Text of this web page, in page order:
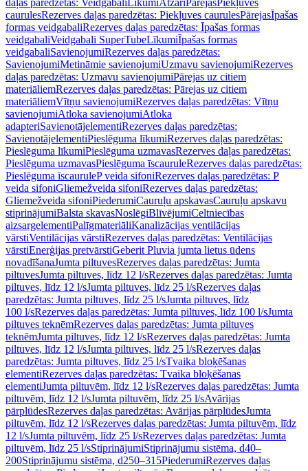
daļas paredzētas: Veidgabali LīkumiAtzari PārejasPiekļuves
caurulesRezerves daļas paredzētas: Piekļuves caurulesPārejasĪpašas
formas veidgabaliRezerves daļas paredzētas: Īpašas formas
veidgabaliVeidgabali SuperTubeLīkumiĪpašas formas
veidgabaliSavienojumiRezerves daļas paredzētas:
SavienojumiMetināmie savienojumiUzmavu savienojumiRezerves
daļas paredzētas: Uzmavu savienojumiPārejas uz citiem
materiāliemRezerves daļas paredzētas: Pārejas uz citiem
materiāliemVītņu savienojumiRezerves daļas paredzētas: Vītņu
savienojumiAtloka savienojumiAtloka
adapteriSavienotājelementiRezerves daļas paredzētas:
SavienotājelementiPieslēguma līkumiRezerves daļas paredzētas:
Pieslēguma līkumiPieslēguma uzmavasRezerves daļas paredzētas:
Pieslēguma uzmavasPieslēguma īscauruleRezerves daļas paredzētas:
Pieslēguma īscauruleP veida sifoniRezerves daļas paredzētas: P
veida sifoniGliemežveida sifoniRezerves daļas paredzētas:
Gliemežveida sifoniPiederumiCauruļu apskavasCauruļu apskavu
stiprinājumiBalsta skavasNoslēgiBlīvējumiCeltniecības
aizsargelementiPalīgmateriāliKanalizācijas ventilācijas
vārstiVentilācijas vārstiRezerves daļas paredzētas: Ventilācijas
vārstiEnerģijas pretvārstiGeberit Pluvia jumta lietus ūdens
novadīšanaJumta piltuvesRezerves daļas paredzētas: Jumta
piltuvesJumta piltuves, līdz 12 l/sRezerves daļas paredzētas: Jumta
piltuves, līdz 12 l/sJumta piltuves, līdz 25 l/sRezerves daļas
paredzētas: Jumta piltuves, līdz 25 l/sJumta piltuves, līdz
100 l/sRezerves daļas paredzētas: Jumta piltuves, līdz 100 l/sJumta
piltuves teknēmRezerves daļas paredzētas: Jumta piltuves
teknēmJumta piltuves, līdz 12 l/sRezerves daļas paredzētas: Jumta
piltuves, līdz 12 l/sJumta piltuves, līdz 25 l/sRezerves daļas
paredzētas: Jumta piltuves, līdz 25 l/sTvaika bloķēšanas
elementiRezerves daļas paredzētas: Tvaika bloķēšanas
elementiJumta piltuvēm, līdz 12 l/sRezerves daļas paredzētas: Jumta
piltuvēm, līdz 12 l/sJumta piltuvēm, līdz 25 l/sAvārijas
pārplūdesRezerves daļas paredzētas: Avārijas pārplūdesJumta
piltuvēm, līdz 12 l/sRezerves daļas paredzētas: Jumta piltuvēm, līdz
12 l/sJumta piltuvēm, līdz 25 l/sRezerves daļas paredzētas: Jumta
piltuvēm, līdz 25 l/sStiprinājumiStiprinājumu sistēma, d40–
200Stiprinājumu sistēma, d250–315PiederumiRezerves daļas